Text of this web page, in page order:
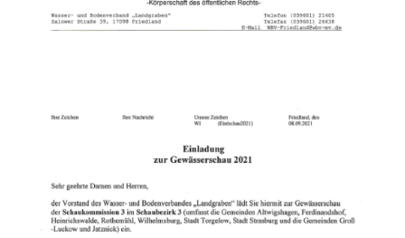
Welcome to Strasburg (Uckermark)
Ласкаво просимо до Штрасбурга (Уккермарк)